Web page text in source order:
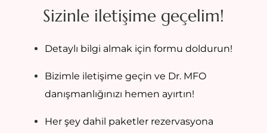
Sizinle iletişime geçelim!
Detaylı bilgi almak için formu doldurun!
Bizimle iletişime geçin ve Dr. MFO
danışmanlığınızı hemen ayırtın!
Her şey dahil paketler rezervasyona